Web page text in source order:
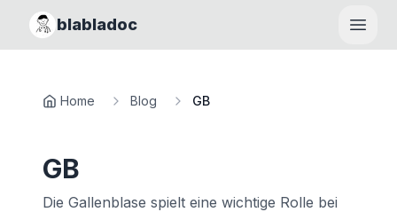
blabladoc
Home Blog GB
GB
Die Gallenblase spielt eine wichtige Rolle bei